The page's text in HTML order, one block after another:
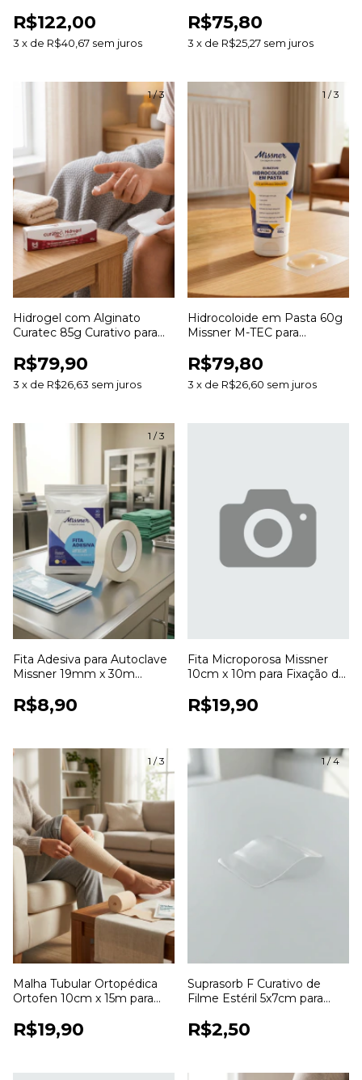
R$122,00
3 x de R$40,67 sem juros
Cicatrização de Feridas
R$75,80
3 x de R$25,27 sem juros
1/3
Hidrogel com Alginato
Curatec 85g Curativo para
Desbridamento de Feridas
R$79,90
3 x de R$26,63 sem juros
1 /3
Hidrocoloide em Pasta 60g
Missner M-TEC para
Feridas
R$79,80
3 x de R$26,60 sem juros
1 /3
Fita Adesiva para Autoclave
Missner 19mm x 30m
R$8,90
Fita Microporosa Missner
10cm x 10m para Fixação de
R$19,90
1 /3
Malha Tubular Ortopédica
Ortofen 10cm x 15m para
Curativos
R$19,90
1/4
Suprasorb F Curativo de
Filme Estéril 5x7cm para
R$2,50